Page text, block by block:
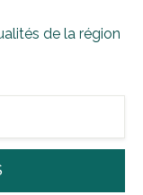
de la région